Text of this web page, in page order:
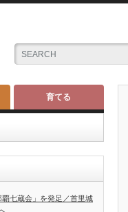
育てる
七蔵会」を発足／首里城